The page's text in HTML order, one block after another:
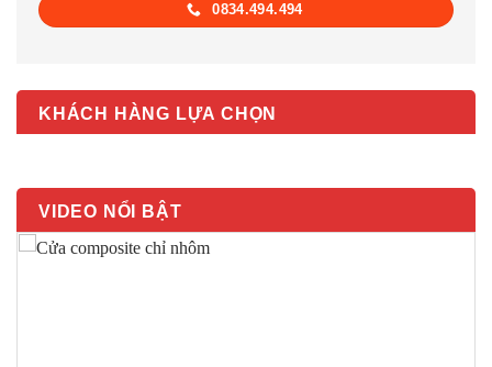
0834.494.494
KHÁCH HÀNG LỰA CHỌN
VIDEO NỔI BẬT